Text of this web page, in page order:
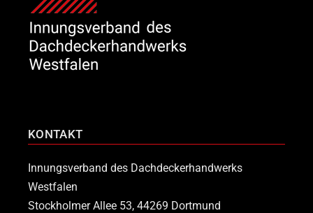
KONTAKT
Innungsverband des Dachdeckerhandwerks
Westfalen
Stockholmer Allee 53, 44269 Dortmund